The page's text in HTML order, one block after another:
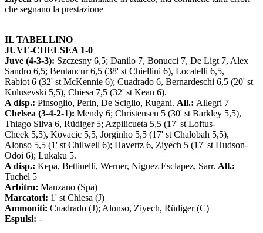
che segnano la prestazione
IL TABELLINO
JUVE-CHELSEA 1-0
Juve (4-3-3): Szczesny 6,5; Danilo 7, Bonucci 7, De Ligt 7, Alex
Sandro 6,5; Bentancur 6,5 (38' st Chiellini 6), Locatelli 6,5,
Rabiot 6 (32' st McKennie 6); Cuadrado 6, Bernardeschi 6,5 (20' st
Kulusevski 5,5), Chiesa 7,5 (32' st Kean 6).
A disp.: Pinsoglio, Perin, De Sciglio, Rugani. All.: Allegri 7
Chelsea (3-4-2-1): Mendy 6; Christensen 5 (30' st Barkley 5,5),
Thiago Silva 6, Rüdiger 5; Azpilicueta 5,5 (17' st Loftus-
Cheek 5,5), Kovacic 5,5, Jorginho 5,5 (17' st Chalobah 5,5),
Alonso 5,5 (1' st Chilwell 6); Havertz 6, Ziyech 5 (17' st Hudson-
Odoi 6); Lukaku 5.
A disp.: Kepa, Bettinelli, Werner, Niguez Esclapez, Sarr. All.:
Tuchel 5
Arbitro: Manzano (Spa)
Marcatori: 1' st Chiesa (J)
Ammoniti: Cuadrado (J); Alonso, Ziyech, Rüdiger (C)
Espulsi: -